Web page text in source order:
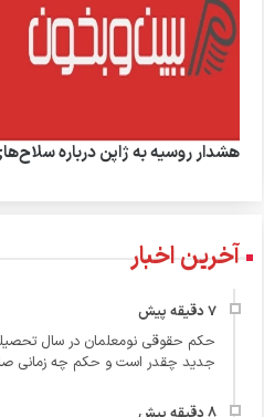
هشدار روسیه به ژاپن درباره
آخرین اخبار
جدید چقدر است و حکم چه زمانی